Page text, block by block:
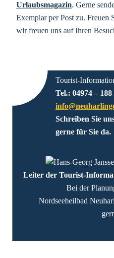
Urlaubsmagazin. Gerne
Exemplar per Post zu. Freuen
wir freuen uns auf Ihren
Tourist-
Tel.: 04974 – 188
Schreiben Sie
gerne für Sie da.
Leiter der Tourist-
Bei der
Nordseeheilbad